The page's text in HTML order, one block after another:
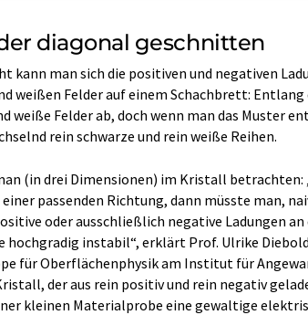
diagonal geschnitten
kann man sich die positiven und negativen
weißen Felder auf einem Schachbrett:
weiße Felder ab, doch wenn man das Muster
rein schwarze und rein weiße Reihen.
(in drei Dimensionen) im Kristall
passenden Richtung, dann müsste man,
oder ausschließlich negative Ladungen
hochgradig instabil“, erklärt Prof. Ulrike
für Oberflächenphysik am Institut für
der aus rein positiv und rein negativ
kleinen Materialprobe eine gewaltige